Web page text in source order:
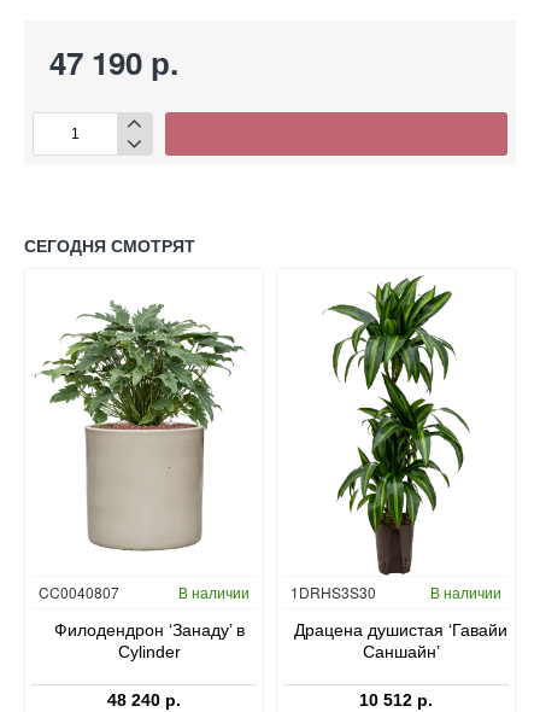
47 190 р.
СЕГОДНЯ СМОТРЯТ
CC0040807 В наличии
Филодендрон ‘Занаду’ в
Cylinder
48 240 р.
Гидропоника
1DRHS3S30 В наличии
Драцена душистая ‘Гавайи
Саншайн’
10 512 р.